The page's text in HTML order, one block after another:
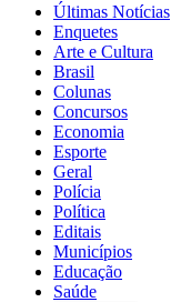
Últimas Notícias
Enquetes
Arte e Cultura
Brasil
Colunas
Concursos
Economia
Esporte
Geral
Polícia
Política
Editais
Municípios
Educação
Saúde